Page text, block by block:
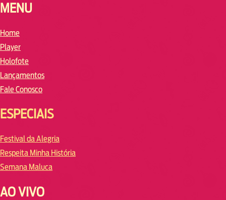
MENU
Home
Player
Holofote
Lançamentos
Fale Conosco
ESPECIAIS
Festival da Alegria
Respeita Minha História
Semana Maluca
AO VIVO